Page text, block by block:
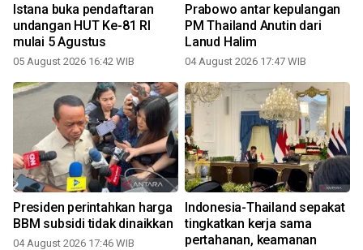
Istana buka pendaftaran
undangan HUT Ke-81 RI
mulai 5 Agustus
05 August 2026 16:42 WIB
Prabowo antar kepulangan
PM Thailand Anutin dari
Lanud Halim
04 August 2026 17:47 WIB
Presiden perintahkan harga
BBM subsidi tidak dinaikkan
04 August 2026 17:46 WIB
Indonesia-Thailand sepakat
tingkatkan kerja sama
pertahanan, keamanan